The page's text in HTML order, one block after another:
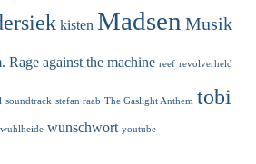
kisten Madsen Musik
Rage against the machine reef revolverheld
soundtrack stefan raab The Gaslight Anthem tobi
wuhlheide wunschwort youtube